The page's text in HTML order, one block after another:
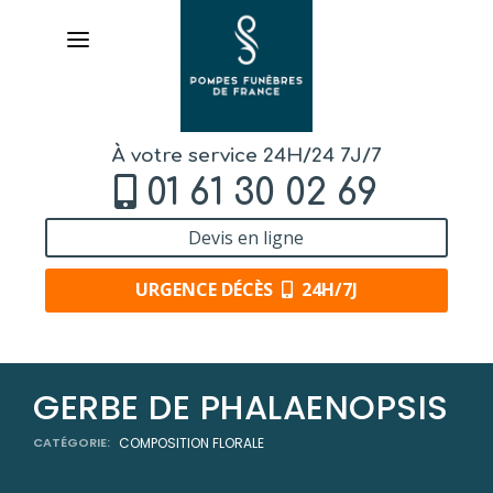
À votre service 24H/24 7J/7
01 61 30 02 69
Devis en ligne
URGENCE DÉCÈS 24H/7J
ORGANISER DES OBSÈQUES
GERBE DE PHALAENOPSIS
CATÉGORIE: COMPOSITION FLORALE